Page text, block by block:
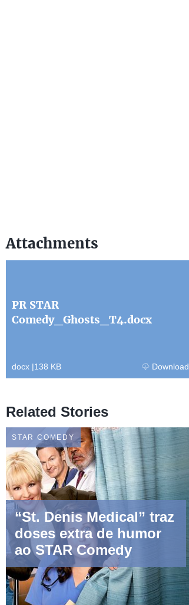
Attachments
PR STAR
Comedy_Ghosts_T4.docx
docx |138 KB Download
Related Stories
STAR COMEDY
“St. Denis Medical” traz
doses extra de humor
ao STAR Comedy